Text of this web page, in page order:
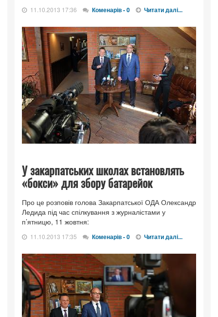
11.10.2013 17:36 Коменарів - 0 Читати далі...
У закарпатських школах встановлять
«бокси» для збору батарейок
Про це розповів голова Закарпатської ОДА Олександр
Ледида під час спілкування з журналістами у
п’ятницю, 11 жовтня:
11.10.2013 17:35 Коменарів - 0 Читати далі...